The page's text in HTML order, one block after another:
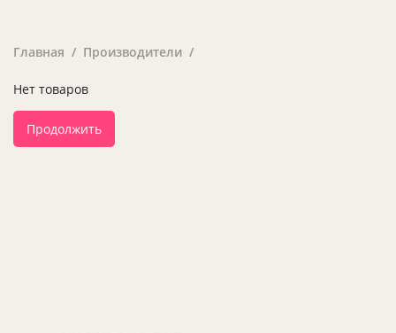
Главная Производители
Нет товаров
Продолжить